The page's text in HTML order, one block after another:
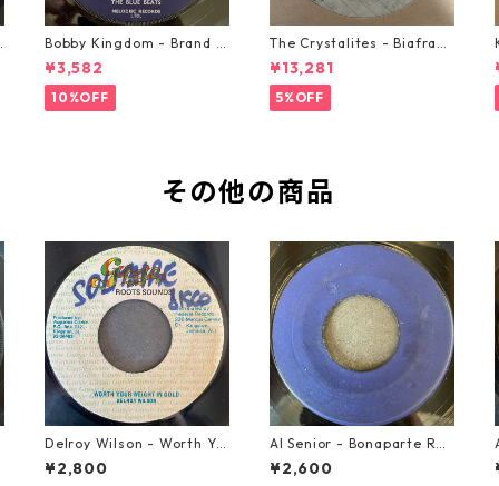
Bobby Kingdom - Brand N
ew Automobile【7-2088
9】
¥3,582
10%OFF
The Crystalites - Biafra
【7-21293】
¥13,281
5%OFF
その他の商品
Delroy Wilson - Worth Yo
ur Weight In Gold【7-2196
5】
¥2,800
Al Senior - Bonaparte Ret
reat【7-21861】
¥2,600